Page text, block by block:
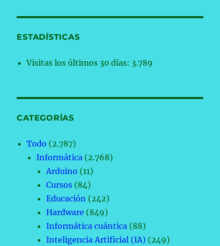
ESTADÍSTICAS
Visitas los últimos 30 días: 3.789
CATEGORÍAS
Todo (2.787)
Informática (2.768)
Arduino (11)
Cursos (84)
Educación (242)
Hardware (849)
Informática cuántica (88)
Inteligencia Artificial (IA) (249)